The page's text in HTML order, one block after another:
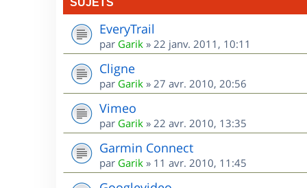
EveryTrail
par Garik » 22 janv. 2011, 10:11
Cligne
par Garik » 27 avr. 2010, 20:56
Vimeo
par Garik » 22 avr. 2010, 13:35
Garmin Connect
par Garik » 11 avr. 2010, 11:45